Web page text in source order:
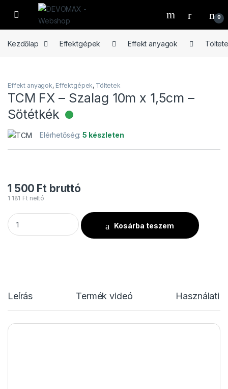
Ugrás a navigációhoz
Ugrás a tartalomhoz
Open 0
Kezdőlap Effektgépek Effekt anyagok
Effekt anyagok, Effektgépek, Töltetek
TCM FX – Szalag 10m x 1,5cm –
Sötétkék Elérhető
Elérhetőség:5 készleten
1 500 Ft bruttó
1 181 Ft nettó
TCM FX - Szalag 10m x 1,5cm - Sötétkék mennyiség
Kosárba teszem
Leírás Termék videó Használati